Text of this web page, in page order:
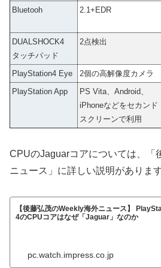
Bluetooh 2.1+EDR
DUALSHOCK4
タッチパッド
2点検出
PlayStation4 Eye 2個の高解像度カメラ
PlayStation App
PS Vita、Android、
iPhoneなどをセカンド
スクリーンで利用
CPUのJaguarコアについては、「
ニュース」に詳しい説明があります
【後藤弘茂のWeekly海外ニュース】
4のCPUコアはなぜ「Jaguar」なのか
pc.watch.impress.co.jp